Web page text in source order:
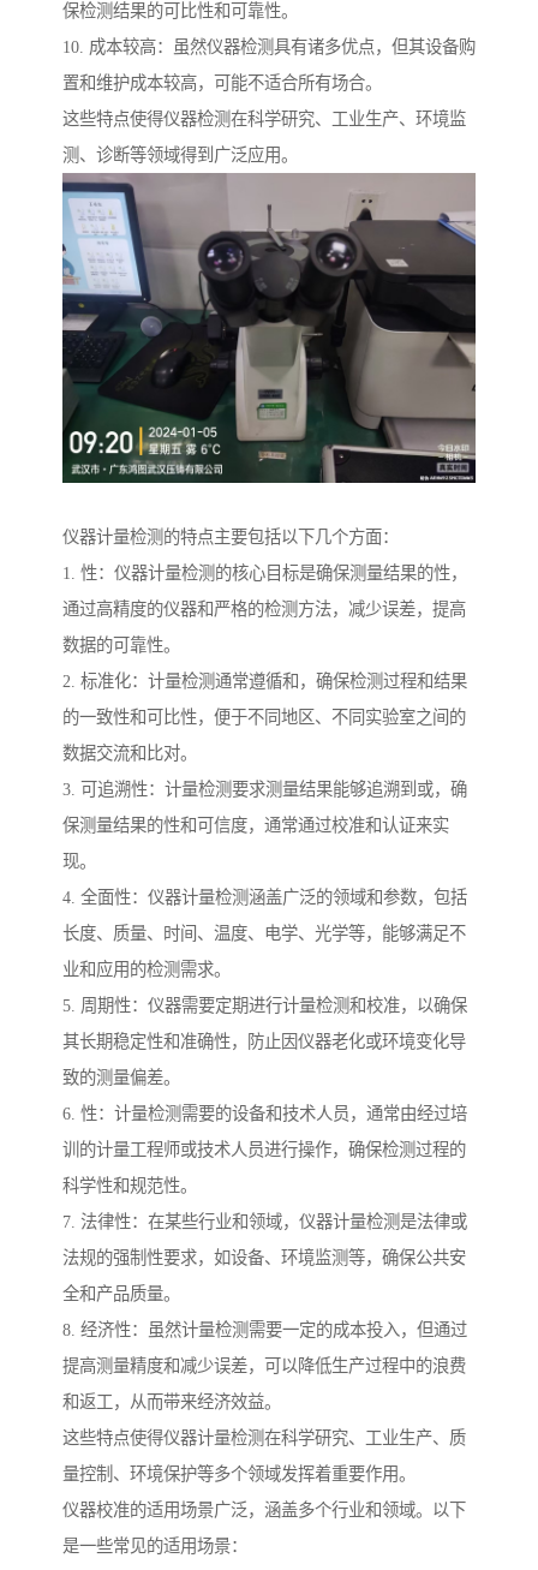
保检测结果的可比性和可靠性。
10. 成本较高：虽然仪器检测具有诸多优点，但其设备购
置和维护成本较高，可能不适合所有场合。
这些特点使得仪器检测在科学研究、工业生产、环境监
测、诊断等领域得到广泛应用。
仪器计量检测的特点主要包括以下几个方面：
1. 性：仪器计量检测的核心目标是确保测量结果的性，
通过高精度的仪器和严格的检测方法，减少误差，提高
数据的可靠性。
2. 标准化：计量检测通常遵循和，确保检测过程和结果
的一致性和可比性，便于不同地区、不同实验室之间的
数据交流和比对。
3. 可追溯性：计量检测要求测量结果能够追溯到或，确
保测量结果的性和可信度，通常通过校准和认证来实
现。
4. 全面性：仪器计量检测涵盖广泛的领域和参数，包括
长度、质量、时间、温度、电学、光学等，能够满足不
业和应用的检测需求。
5. 周期性：仪器需要定期进行计量检测和校准，以确保
其长期稳定性和准确性，防止因仪器老化或环境变化导
致的测量偏差。
6. 性：计量检测需要的设备和技术人员，通常由经过培
训的计量工程师或技术人员进行操作，确保检测过程的
科学性和规范性。
7. 法律性：在某些行业和领域，仪器计量检测是法律或
法规的强制性要求，如设备、环境监测等，确保公共安
全和产品质量。
8. 经济性：虽然计量检测需要一定的成本投入，但通过
提高测量精度和减少误差，可以降低生产过程中的浪费
和返工，从而带来经济效益。
这些特点使得仪器计量检测在科学研究、工业生产、质
量控制、环境保护等多个领域发挥着重要作用。
仪器校准的适用场景广泛，涵盖多个行业和领域。以下
是一些常见的适用场景：